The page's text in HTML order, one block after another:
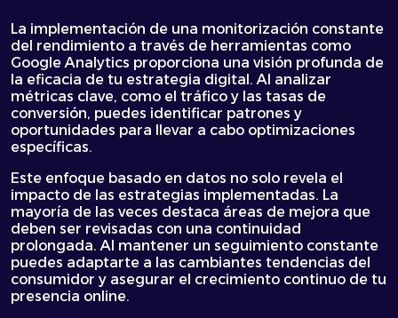
La implementación de una monitorización constante
del rendimiento a través de herramientas como
Google Analytics proporciona una visión profunda de
la eficacia de tu estrategia digital. Al analizar
métricas clave, como el tráfico y las tasas de
conversión, puedes identificar patrones y
oportunidades para llevar a cabo optimizaciones
específicas.
Este enfoque basado en datos no solo revela el
impacto de las estrategias implementadas. La
mayoría de las veces destaca áreas de mejora que
deben ser revisadas con una continuidad
prolongada. Al mantener un seguimiento constante
puedes adaptarte a las cambiantes tendencias del
consumidor y asegurar el crecimiento continuo de tu
presencia online.